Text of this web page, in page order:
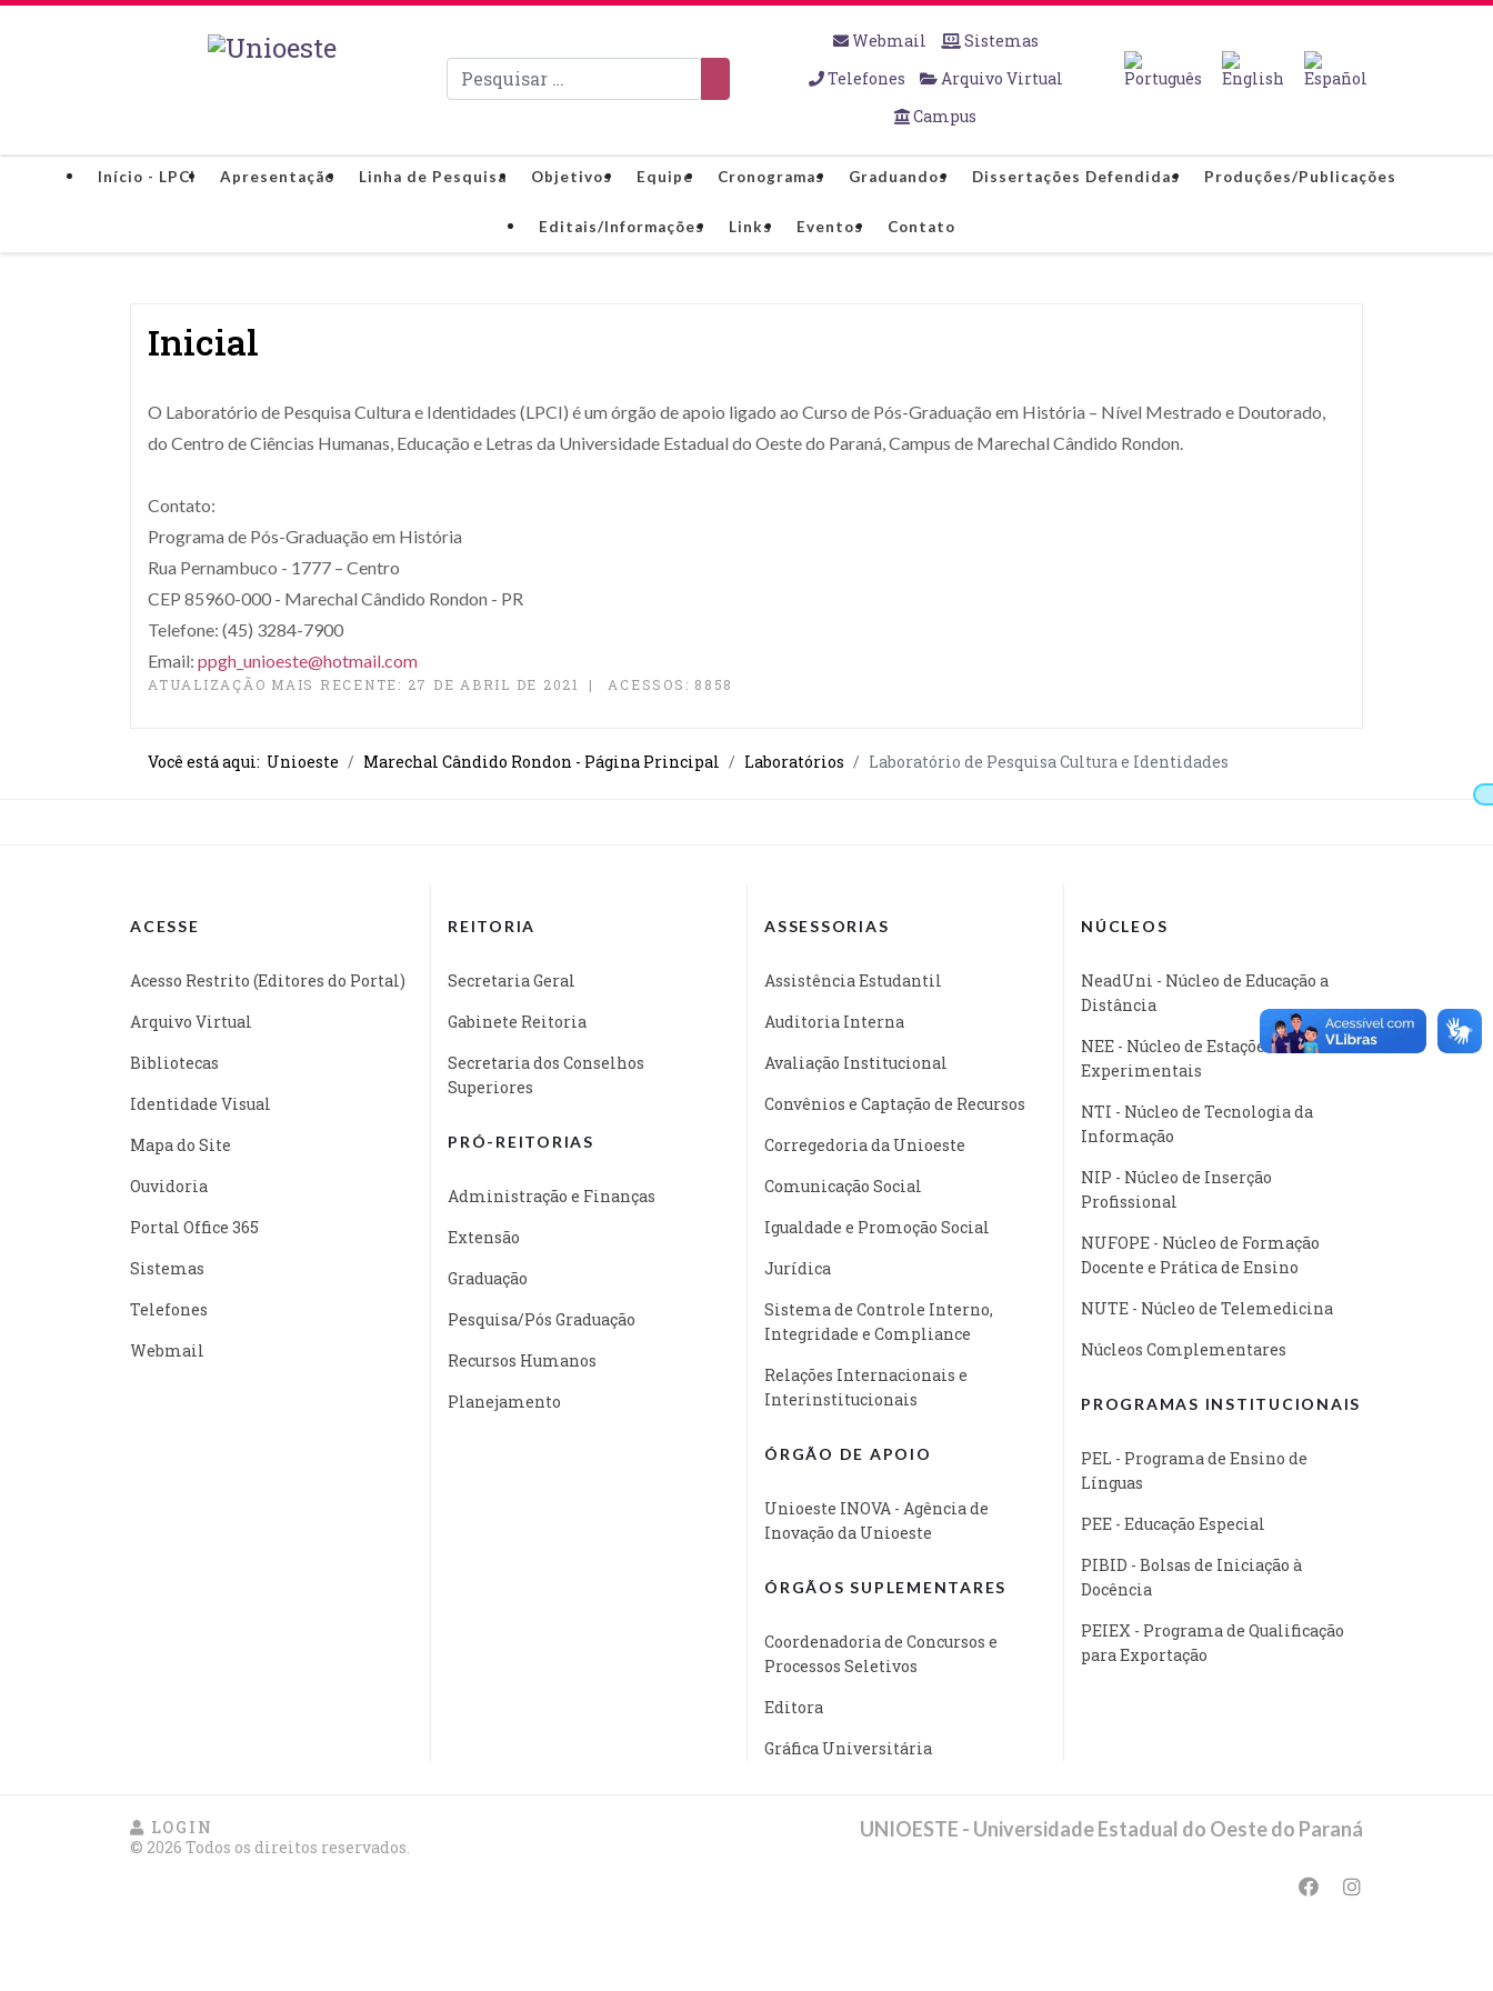
Pesquisar
Webmail
Sistemas
Telefones
Arquivo Virtual
Campus
Início - LPCI Apresentação Linha de Pesquisa Objetivos Equipe Cronogramas Graduandos Dissertações Defendidas Produções/Publicações
Editais/Informações Links Eventos Contato
Inicial
O Laboratório de Pesquisa Cultura e Identidades (LPCI) é um órgão de apoio ligado ao Curso de Pós-Graduação em História – Nível Mestrado e Doutorado,
do Centro de Ciências Humanas, Educação e Letras da Universidade Estadual do Oeste do Paraná, Campus de Marechal Cândido Rondon.
Contato:
Programa de Pós-Graduação em História
Rua Pernambuco - 1777 – Centro
CEP 85960-000 - Marechal Cândido Rondon - PR
Telefone: (45) 3284-7900
Email: ppgh_unioeste@hotmail.com
ATUALIZAÇÃO MAIS RECENTE: 27 DE ABRIL DE 2021 ACESSOS: 8858
Você está aqui: Unioeste Marechal Cândido Rondon - Página Principal Laboratórios Laboratório de Pesquisa Cultura e Identidades
ACESSE
Acesso Restrito (Editores do Portal)
Arquivo Virtual
Bibliotecas
Identidade Visual
Mapa do Site
Ouvidoria
Portal Office 365
Sistemas
Telefones
Webmail
REITORIA
Secretaria Geral
Gabinete Reitoria
Secretaria dos Conselhos
Superiores
PRÓ-REITORIAS
Administração e Finanças
Extensão
Graduação
Pesquisa/Pós Graduação
Recursos Humanos
Planejamento
ASSESSORIAS
Assistência Estudantil
Auditoria Interna
Avaliação Institucional
Convênios e Captação de Recursos
Corregedoria da Unioeste
Comunicação Social
Igualdade e Promoção Social
Jurídica
Sistema de Controle Interno,
Integridade e Compliance
Relações Internacionais e
Interinstitucionais
ÓRGÃO DE APOIO
Unioeste INOVA - Agência de
Inovação da Unioeste
ÓRGÃOS SUPLEMENTARES
Coordenadoria de Concursos e
Processos Seletivos
Editora
Gráfica Universitária
NÚCLEOS
NeadUni - Núcleo de Educação a
Distância
NEE - Núcleo de Estações
Experimentais
NTI - Núcleo de Tecnologia da
Informação
NIP - Núcleo de Inserção
Profissional
NUFOPE - Núcleo de Formação
Docente e Prática de Ensino
NUTE - Núcleo de Telemedicina
Núcleos Complementares
PROGRAMAS INSTITUCIONAIS
PEL - Programa de Ensino de
Línguas
PEE - Educação Especial
PIBID - Bolsas de Iniciação à
Docência
PEIEX - Programa de Qualificação
para Exportação
LOGIN
© 2026 Todos os direitos reservados.
UNIOESTE - Universidade Estadual do Oeste do Paraná